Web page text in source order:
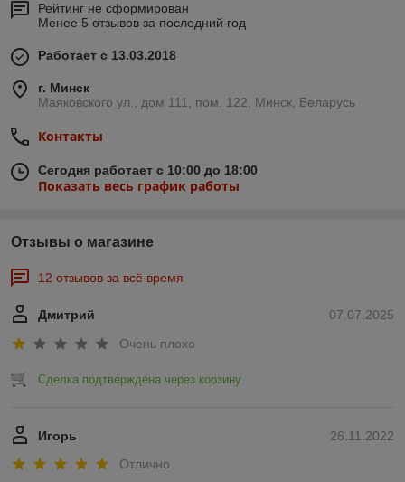
Рейтинг не сформирован
Менее 5 отзывов за последний год
Работает с 13.03.2018
г. Минск
Маяковского ул., дом 111, пом. 122, Минск, Беларусь
Контакты
Сегодня работает с 10:00 до 18:00
Показать весь график работы
Отзывы о магазине
12 отзывов за всё время
07.07.2025
Дмитрий
Очень плохо
Сделка подтверждена через корзину
26.11.2022
Игорь
Отлично